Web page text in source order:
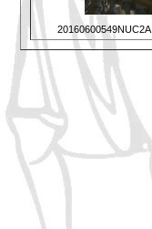
20160600549NUC2A